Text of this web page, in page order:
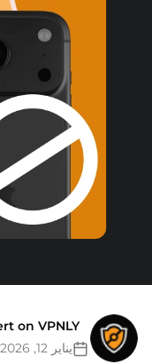
on VPNLY
يناير 12, 2026